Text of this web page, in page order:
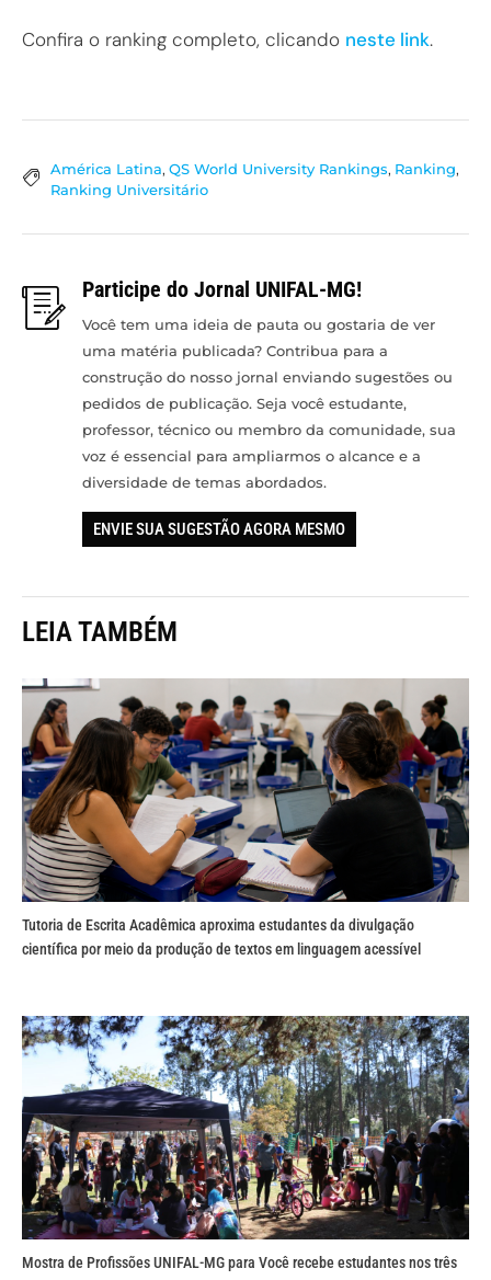
Confira o ranking completo, clicando neste link.
América Latina, QS World University Rankings, Ranking,
Ranking Universitário
Participe do Jornal UNIFAL-MG!
Você tem uma ideia de pauta ou gostaria de ver
uma matéria publicada? Contribua para a
construção do nosso jornal enviando sugestões ou
pedidos de publicação. Seja você estudante,
professor, técnico ou membro da comunidade, sua
voz é essencial para ampliarmos o alcance e a
diversidade de temas abordados.
ENVIE SUA SUGESTÃO AGORA MESMO
LEIA TAMBÉM
Tutoria de Escrita Acadêmica aproxima estudantes da divulgação
científica por meio da produção de textos em linguagem acessível
Mostra de Profissões UNIFAL-MG para Você recebe estudantes nos três